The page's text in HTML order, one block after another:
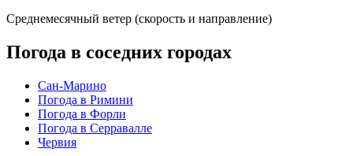
Среднемесячный ветер (скорость и направление)
Погода в соседних городах
Сан-Марино
Погода в Римини
Погода в Форли
Погода в Серравалле
Червия